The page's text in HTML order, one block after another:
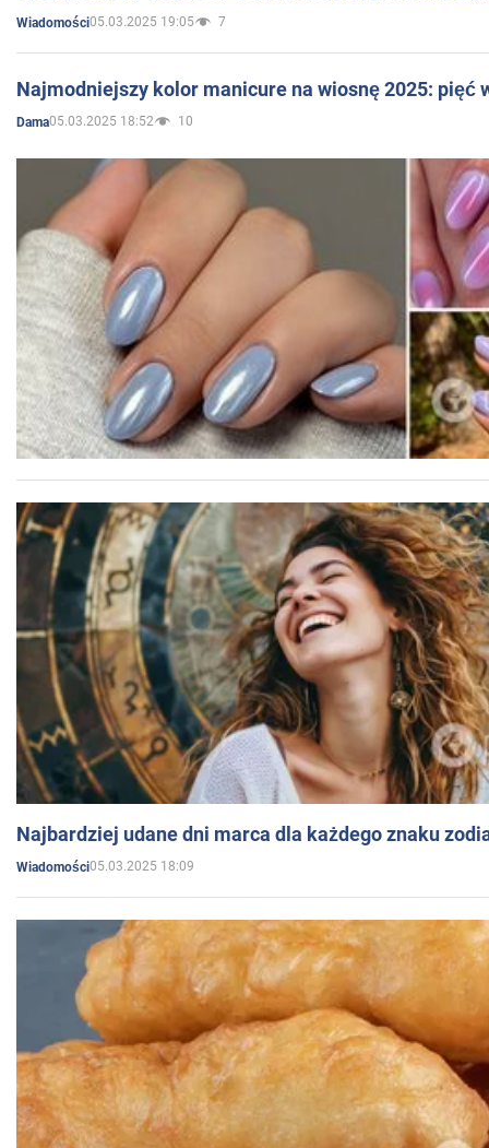
Wiadomości05.03.2025 19:05 7
Najmodniejszy kolor manicure na wiosnę 2025: pięć
Dama05.03.2025 18:52 10
Najbardziej udane dni marca dla każdego znaku
Wiadomości05.03.2025 18:09